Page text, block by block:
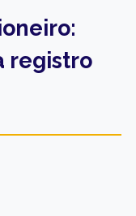
registro